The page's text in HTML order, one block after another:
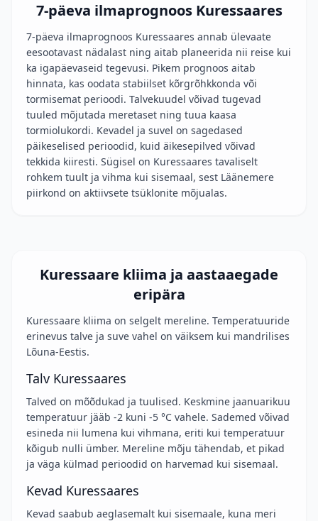
7-päeva ilmaprognoos Kuressaares
7-päeva ilmaprognoos Kuressaares annab ülevaate
eesootavast nädalast ning aitab planeerida nii reise kui
ka igapäevaseid tegevusi. Pikem prognoos aitab
hinnata, kas oodata stabiilset kõrgrõhkkonda või
tormisemat perioodi. Talvekuudel võivad tugevad
tuuled mõjutada meretaset ning tuua kaasa
tormiolukordi. Kevadel ja suvel on sagedased
päikeselised perioodid, kuid äikesepilved võivad
tekkida kiiresti. Sügisel on Kuressaares tavaliselt
rohkem tuult ja vihma kui sisemaal, sest Läänemere
piirkond on aktiivsete tsüklonite mõjualas.
Kuressaare kliima ja aastaaegade
eripära
Kuressaare kliima on selgelt mereline. Temperatuuride
erinevus talve ja suve vahel on väiksem kui mandrilises
Lõuna-Eestis.
Talv Kuressaares
Talved on mõõdukad ja tuulised. Keskmine jaanuarikuu
temperatuur jääb -2 kuni -5 °C vahele. Sademed võivad
esineda nii lumena kui vihmana, eriti kui temperatuur
kõigub nulli ümber. Mereline mõju tähendab, et pikad
ja väga külmad perioodid on harvemad kui sisemaal.
Kevad Kuressaares
Kevad saabub aeglasemalt kui sisemaale, kuna meri